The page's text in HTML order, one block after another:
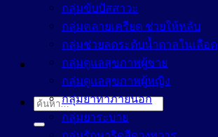
ค้นหา:
กลุ่มขับปัสสาวะ
กลุ่มคลายเครียด ช่วยให้หลับ
กลุ่มช่วยลดระดับน้ำตาลในเลือด
กลุ่มดูแลสุขภาพผู้ชาย
กลุ่มดูแลสุขภาพผู้หญิง
กลุ่มยาทาภายนอก
กลุ่มยาระบาย